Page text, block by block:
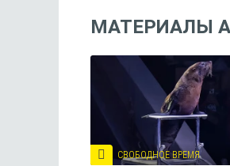
МАТЕРИАЛЫ
СВОБОДНОЕ ВРЕМЯ